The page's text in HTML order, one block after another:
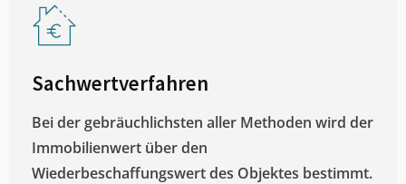
Sachwertverfahren
Bei der gebräuchlichsten aller Methoden wird der
Immobilienwert über den
Wiederbeschaffungswert des Objektes bestimmt.